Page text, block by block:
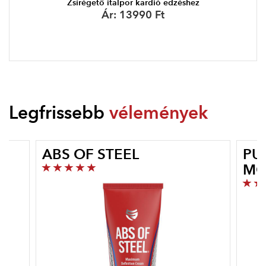
Zsírégető italpor kardió edzéshez
Ár: 13990 Ft
Legfrissebb vélemények
ABS OF STEEL